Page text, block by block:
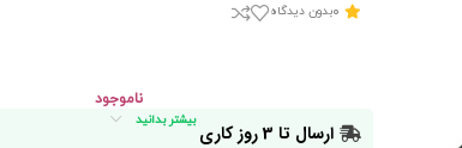
0بدون دیدگاه
ناموجود
ارسال تا 3 روز کاری
بیشتر بدانید